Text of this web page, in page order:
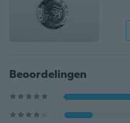
Beoordelingen